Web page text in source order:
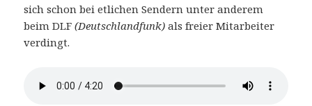
sich schon bei etlichen Sendern unter anderem
beim DLF(Deutschlandfunk) als freier Mitarbeiter
verdingt.